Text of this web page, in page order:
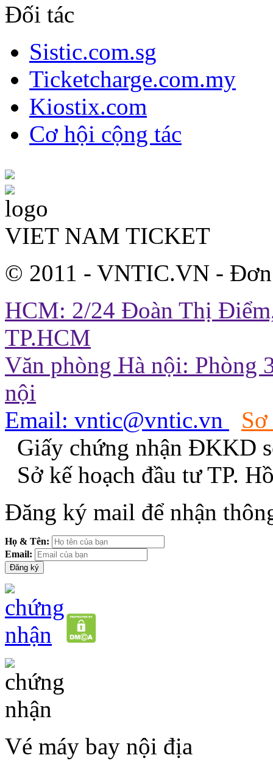
Đối tác
Sistic.com.sg
Ticketcharge.com.my
Kiostix.com
Cơ hội cộng tác
VIET NAM TICKET
© 2011 - VNTIC.VN -
HCM: 2/24 Đoàn Thị
TP.HCM
Văn phòng Hà nội: Phòng
nội
Email: vntic@vntic.vn
Giấy chứng nhận ĐKKD
Sở kế hoạch đầu tư TP.
Đăng ký mail để nhận
Họ & Tên:
Email:
Vé máy bay nội địa